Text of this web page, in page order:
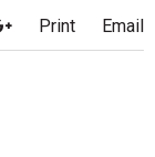
Print Email